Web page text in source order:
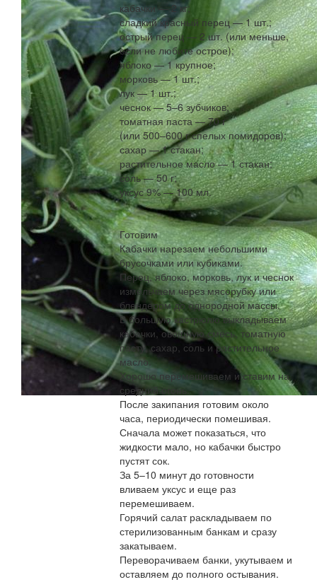
кабачки — 2 кг;
сладкий красный перец — 1 шт.;
острый перец — 2 шт. (или меньше,
если не любите острое);
яблоко — 1 крупное;
морковь — 1 шт.;
лук — 1 шт.;
чеснок — 5–6 зубчиков;
томатная паста — 70 г
(или 500–600 г спелых помидоров);
сахар — 1 стакан;
растительное масло — 1 стакан;
соль — 50 г;
уксус 9% — 100 мл.
Готовим
Кабачки нарезаем небольшими
брусочками или кубиками.
Перец, яблоко, морковь, лук и чеснок
измельчаем через мясорубку или
блендером до однородной массы.
В большую кастрюлю выкладываем
кабачки, овощную смесь, томатную
пасту, сахар, соль и растительное
масло.
Хорошо перемешиваем и ставим на
средний огонь.
После закипания готовим около
часа, периодически помешивая.
Сначала может показаться, что
жидкости мало, но кабачки быстро
пустят сок.
За 5–10 минут до готовности
вливаем уксус и еще раз
перемешиваем.
Горячий салат раскладываем по
стерилизованным банкам и сразу
закатываем.
Переворачиваем банки, укутываем и
оставляем до полного остывания.